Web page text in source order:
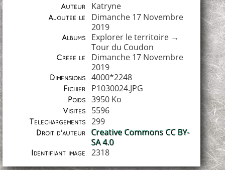
Auteur Katryne
Ajoutée le
Dimanche 17 Novembre
2019
Albums Explorer le territoire→
Tour du Coudon
Créée le
Dimanche 17 Novembre
2019
Dimensions 4000*2248
Fichier P1030024.JPG
Poids 3950 Ko
Visites 5596
Téléchargements 299
Droit d'auteur
Creative Commons CC BY-
SA 4.0
Identifiant image 2318